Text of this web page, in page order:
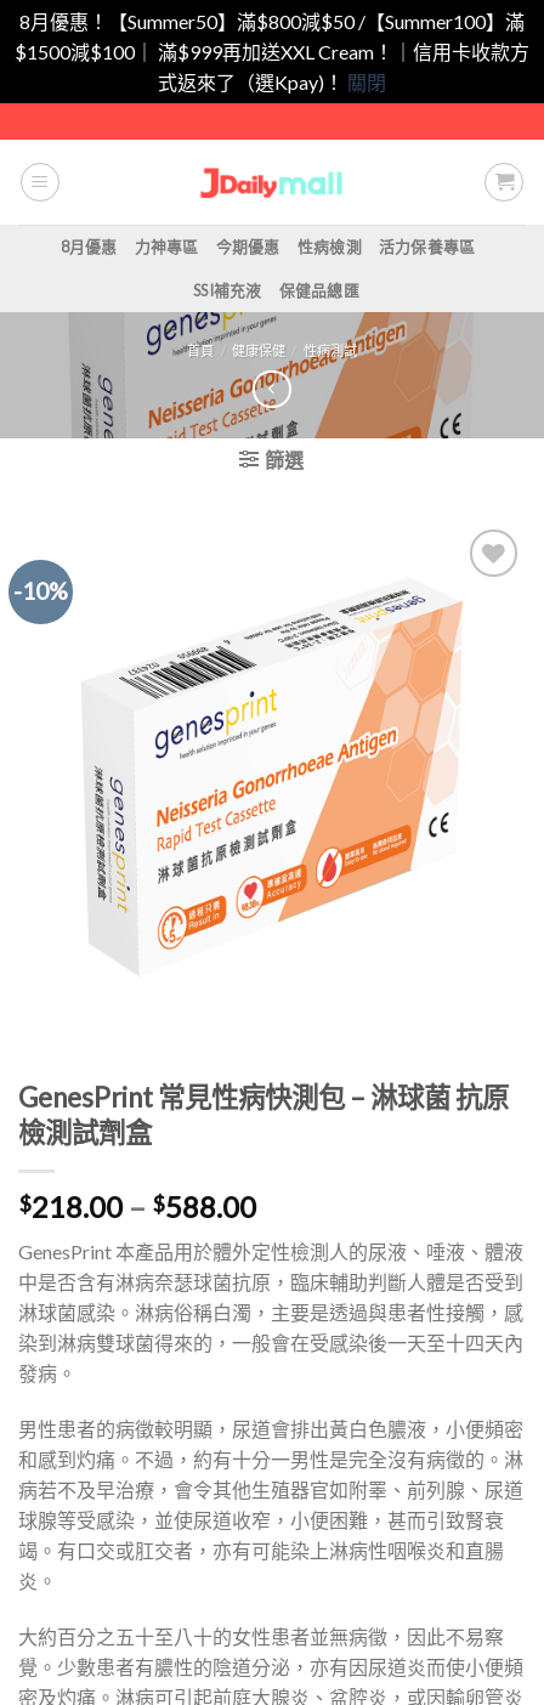
8月優惠！【Summer50】滿$800減$50 /【Summer100】滿
$1500減$100｜ 滿$999再加送XXL Cream！｜信用卡收款方
式返來了（選Kpay)！ 關閉
to
content
8月優惠 力神專區 今期優惠 性病檢測 活力保養專區
SSI補充液 保健品總匯
首頁 / 健康保健 / 性病測試
篩選
-10%
Add to
Wishlist
GenesPrint 常見性病快測包 – 淋球菌 抗原
檢測試劑盒
$218.00 – $588.00價
格
範
圍：
$218.00
到
GenesPrint 本產品用於體外定性檢測人的尿液、唾液、體液
中是否含有淋病奈瑟球菌抗原，臨床輔助判斷人體是否受到
淋球菌感染。淋病俗稱白濁，主要是透過與患者性接觸，感
染到淋病雙球菌得來的，一般會在受感染後一天至十四天內
發病。
男性患者的病徵較明顯，尿道會排出黃白色膿液，小便頻密
和感到灼痛。不過，約有十分一男性是完全沒有病徵的。淋
病若不及早治療，會令其他生殖器官如附睪、前列腺、尿道
球腺等受感染，並使尿道收窄，小便困難，甚而引致腎衰
竭。有口交或肛交者，亦有可能染上淋病性咽喉炎和直腸
炎。
大約百分之五十至八十的女性患者並無病徵，因此不易察
覺。少數患者有膿性的陰道分泌，亦有因尿道炎而使小便頻
密及灼痛。淋病可引起前庭大腺炎、盆腔炎，或因輸卵管炎